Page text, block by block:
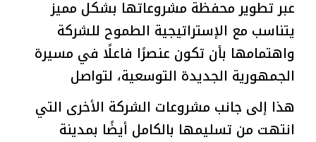
عبر تطوير محفظة مشروعاتها بشكل مميز
يتناسب مع الإستراتيجية الطموح للشركة
واهتمامها بأن تكون عنصرًا فاعلًا في مسيرة
الجمهورية الجديدة التوسعية، لتواصل
هذا إلى جانب مشروعات الشركة الأخرى التي
انتهت من تسليمها بالكامل أيضًا بمدينة